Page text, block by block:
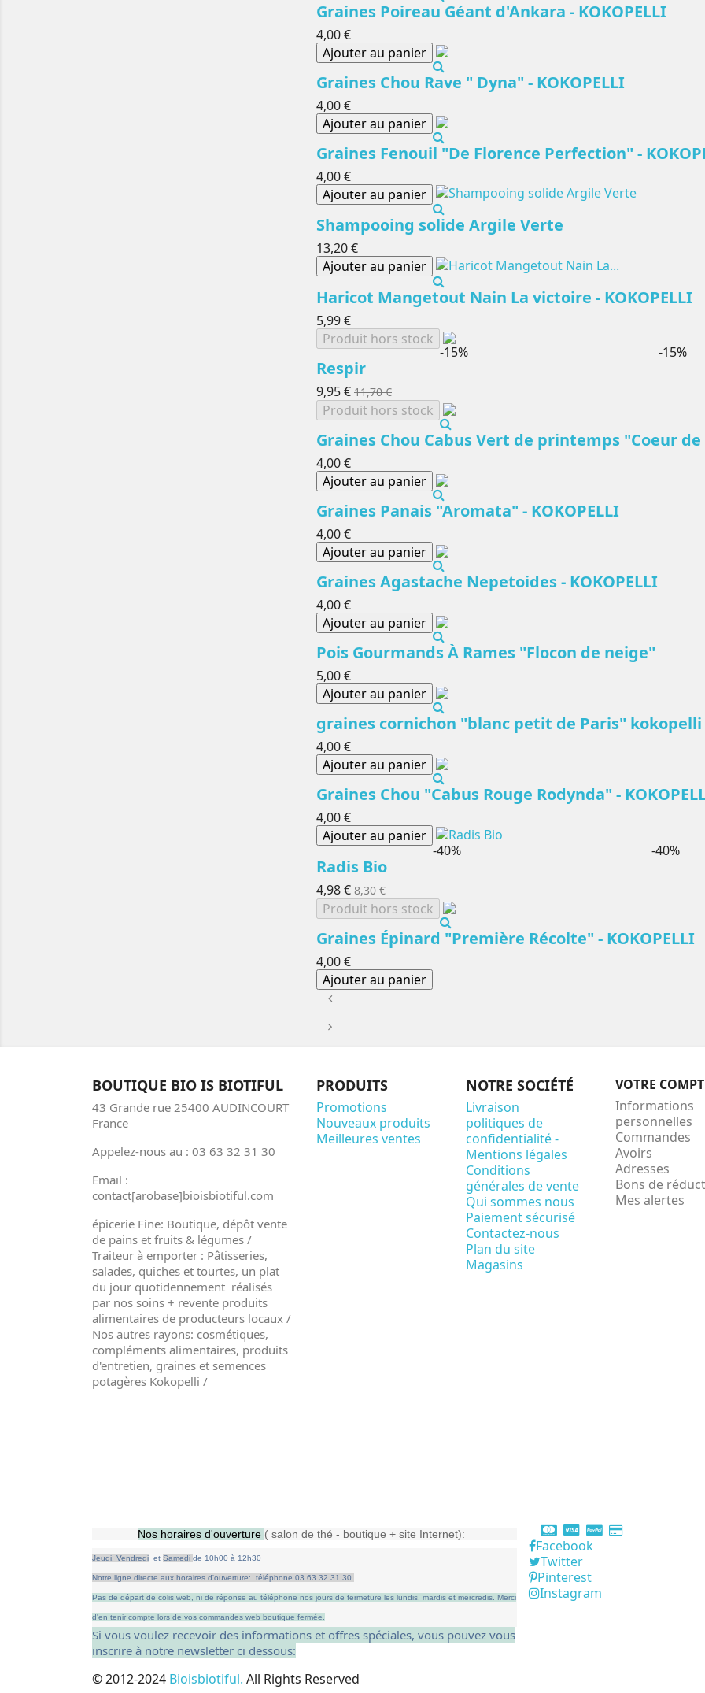
Graines Poireau Géant d'Ankara - KOKOPELLI
4,00 €
Ajouter au panier
Graines Chou Rave " Dyna" - KOKOPELLI
4,00 €
Ajouter au panier
Graines Fenouil "De Florence Perfection" -
4,00 €
Ajouter au panier
Shampooing solide Argile Verte
13,20 €
Ajouter au panier
Haricot Mangetout Nain La victoire - KOKOPELLI
5,99 €
Produit hors stock
-15% -15%
Respir
9,95 € 11,70 €
Produit hors stock
Graines Chou Cabus Vert de printemps "Coeur
4,00 €
Ajouter au panier
Graines Panais "Aromata" - KOKOPELLI
4,00 €
Ajouter au panier
Graines Agastache Nepetoides - KOKOPELLI
4,00 €
Ajouter au panier
Pois Gourmands À Rames "Flocon de neige"
5,00 €
Ajouter au panier
graines cornichon "blanc petit de Paris" kokopelli
4,00 €
Ajouter au panier
Graines Chou "Cabus Rouge Rodynda" -
4,00 €
Ajouter au panier
-40%
-40%
Radis Bio
4,98 € 8,30 €
Produit hors stock
Graines Épinard "Première Récolte" - KOKOPELLI
4,00 €
Ajouter au panier
BOUTIQUE BIO IS BIOTIFUL
43 Grande rue 25400 AUDINCOURT
France
Appelez-nous au : 03 63 32 31 30
Email :
contact[arobase]bioisbiotiful.com
épicerie Fine: Boutique, dépôt vente
de pains et fruits & légumes /
Traiteur à emporter : Pâtisseries,
salades, quiches et tourtes, un plat
du jour quotidennement réalisés
par nos soins + revente produits
alimentaires de producteurs locaux /
Nos autres rayons: cosmétiques,
compléments alimentaires, produits
d'entretien, graines et semences
potagères Kokopelli /
PRODUITS
Promotions
Nouveaux produits
Meilleures ventes
NOTRE SOCIÉTÉ
Livraison
politiques de
confidentialité -
Mentions légales
Conditions
générales de vente
Qui sommes nous
Paiement sécurisé
Contactez-nous
Plan du site
Magasins
VOTRE
Informations
personnelles
Commandes
Avoirs
Adresses
Bons de
Mes alertes
Nos horaires d'ouverture ( salon de thé - boutique + site Internet):
Jeudi, Vendredi et Samedi de 10h00 à 12h30
Notre ligne directe aux horaires d'ouverture: téléphone 03 63 32 31 30.
Pas de départ de colis web, ni de réponse au téléphone nos jours de fermeture les lundis, mardis et mercredis. Merci
d'en tenir compte lors de vos commandes web boutique fermée.
Si vous voulez recevoir des informations et offres spéciales, vous pouvez vous
inscrire à notre newsletter ci dessous:
© 2012-2024 Bioisbiotiful. All Rights Reserved
Facebook
Twitter
Pinterest
Instagram